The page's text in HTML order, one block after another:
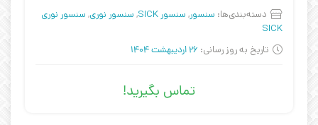
دسته‌بندی‌ها: سنسور, سنسور SICK , سنسور نوری, سنسور نوری
SICK
تاریخ به روز رسانی: 26 اردیبهشت 1404
تماس بگیرید!